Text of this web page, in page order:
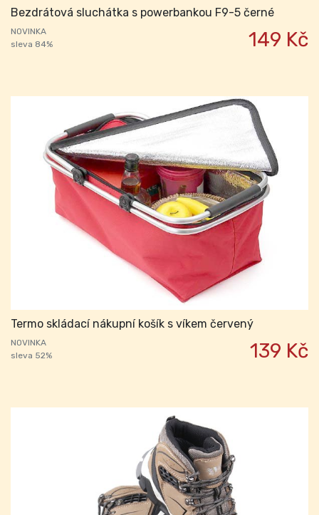
Bezdrátová sluchátka s powerbankou F9-5 černé
NOVINKA
sleva 84%
149 Kč
Termo skládací nákupní košík s víkem červený
NOVINKA
sleva 52%
139 Kč